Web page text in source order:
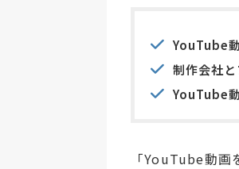
YouTube
制作会社
YouTube
「YouTube動